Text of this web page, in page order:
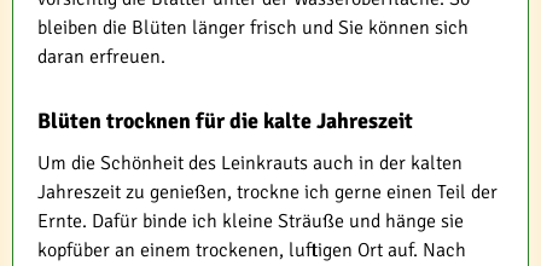
bleiben die Blüten länger frisch und Sie können sich
daran erfreuen.
Blüten trocknen für die kalte Jahreszeit
Um die Schönheit des Leinkrauts auch in der kalten
Jahreszeit zu genießen, trockne ich gerne einen Teil der
Ernte. Dafür binde ich kleine Sträuße und hänge sie
kopfüber an einem trockenen, luftigen Ort auf. Nach